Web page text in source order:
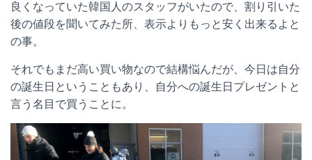
良くなっていた韓国人のスタッフがいたので、割り引いた
後の値段を聞いてみた所、表示よりもっと安く出来るよと
の事。
それでもまだ高い買い物なので結構悩んだが、今日は自分
の誕生日ということもあり、自分への誕生日プレゼントと
言う名目で買うことに。